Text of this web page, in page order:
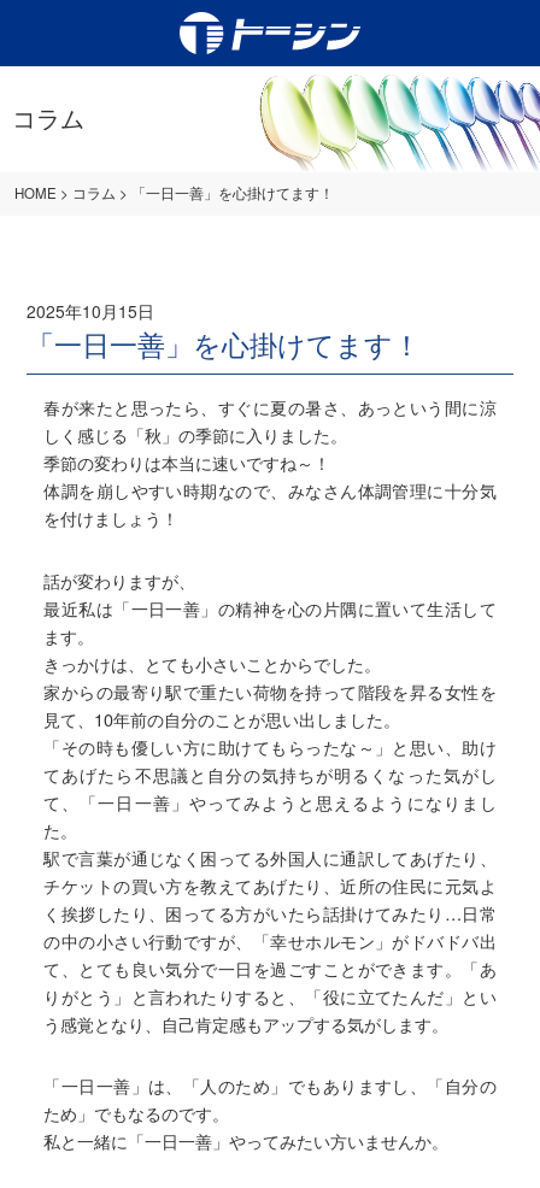
コラム
HOME > コラム > 「一日一善」を心掛けてます！
2025年10月15日
「一日一善」を心掛けてます！
春が来たと思ったら、すぐに夏の暑さ、あっという間に涼
しく感じる「秋」の季節に入りました。
季節の変わりは本当に速いですね～！
体調を崩しやすい時期なので、みなさん体調管理に十分気
を付けましょう！
話が変わりますが、
最近私は「一日一善」の精神を心の片隅に置いて生活して
ます。
きっかけは、とても小さいことからでした。
家からの最寄り駅で重たい荷物を持って階段を昇る女性を
見て、10年前の自分のことが思い出しました。
「その時も優しい方に助けてもらったな～」と思い、助け
てあげたら不思議と自分の気持ちが明るくなった気がし
て、「一日一善」やってみようと思えるようになりまし
た。
駅で言葉が通じなく困ってる外国人に通訳してあげたり、
チケットの買い方を教えてあげたり、近所の住民に元気よ
く挨拶したり、困ってる方がいたら話掛けてみたり…日常
の中の小さい行動ですが、「幸せホルモン」がドバドバ出
て、とても良い気分で一日を過ごすことができます。「あ
りがとう」と言われたりすると、「役に立てたんだ」とい
う感覚となり、自己肯定感もアップする気がします。
「一日一善」は、「人のため」でもありますし、「自分の
ため」でもなるのです。
私と一緒に「一日一善」やってみたい方いませんか。